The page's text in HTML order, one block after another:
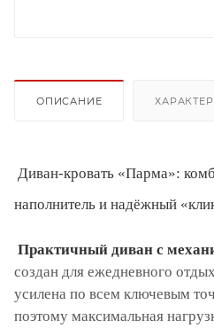
ОПИСАНИЕ
Диван-кровать «Парма»:
наполнитель и надёжный
Практичный диван с
создан для ежедневного
усилена по всем ключевым
поэтому максимальная